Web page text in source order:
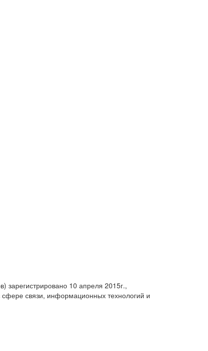
зарегистрировано 10 апреля 2015г.,
связи, информационных технологий и